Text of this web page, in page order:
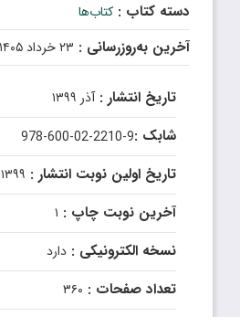
دسته کتاب : کتاب‌ها
آخرین به‌روزرسانی : ۲۳ خرداد ۱۴۰۵
تاریخ انتشار :آذر ۱۳۹۹
شابک :978-600-02-2210-9
تاریخ اولین نوبت انتشار : ۱۳۹۹
آخرین نوبت چاپ : ۱
نسخه الکترونیکی : دارد
تعداد صفحات : ۳۶۰